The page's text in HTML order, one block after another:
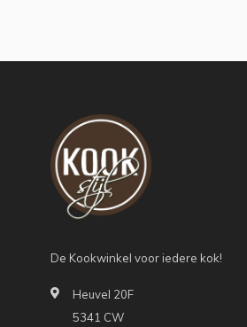
De Kookwinkel voor iedere kok!
Heuvel 20F
5341 CW